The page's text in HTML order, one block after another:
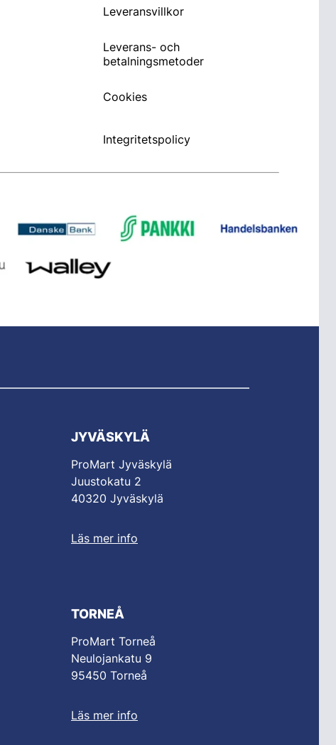
Leveransvillkor
Leverans- och
betalningsmetoder
Cookies
Integritetspolicy
JYVÄSKYLÄ
ProMart Jyväskylä
Juustokatu 2
40320 Jyväskylä
Läs mer info
TORNEÅ
ProMart Torneå
Neulojankatu 9
95450 Torneå
Läs mer info